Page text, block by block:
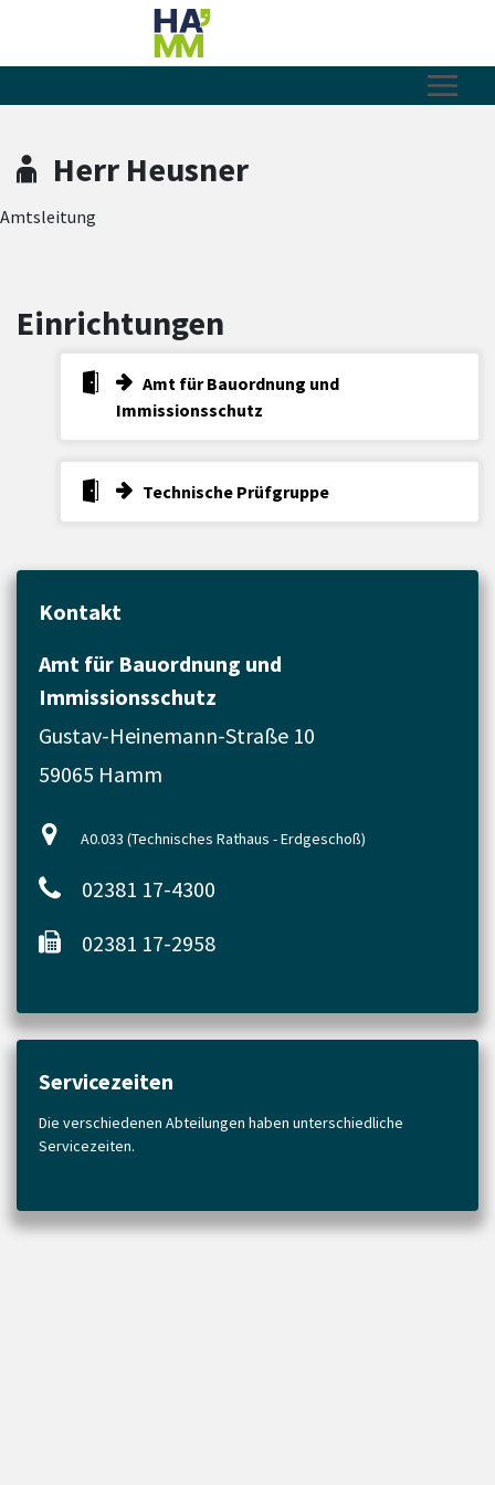
Zum Header
Zum Hauptinhalt
Zum Footer
Zum Hauptinhalt springen
Herr Heusner
Amtsleitung
Einrichtungen
Amt für Bauordnung und
Immissionsschutz
Technische Prüfgruppe
Kontakt
Amt für Bauordnung und
Immissionsschutz
Gustav-Heinemann-Straße 10
59065 Hamm
A0.033 (Technisches Rathaus - Erdgeschoß)
02381 17-4300
02381 17-2958
Servicezeiten
Die verschiedenen Abteilungen haben unterschiedliche
Servicezeiten.